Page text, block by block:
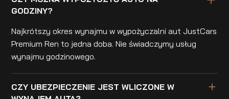
GODZINY?
Najkrótszy okres wynajmu w wypożyczalni aut JustCars
Premium Ren to jedna doba. Nie świadczymy usług
wynajmu godzinowego.
CZY UBEZPIECZENIE JEST WLICZONE W